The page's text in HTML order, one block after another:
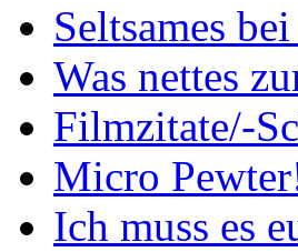
Seltsames
Was nettes
Filmzitate/-
Micro
Ich muss es